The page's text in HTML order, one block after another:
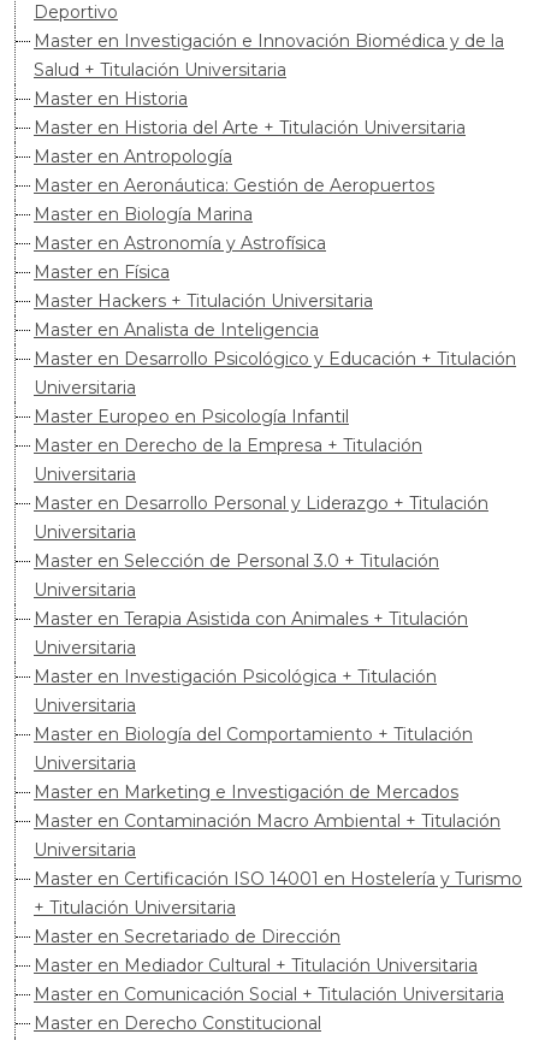
Deportivo
Master en Investigación e Innovación Biomédica y de la
Salud + Titulación Universitaria
Master en Historia
Master en Historia del Arte + Titulación Universitaria
Master en Antropología
Master en Aeronáutica: Gestión de Aeropuertos
Master en Biología Marina
Master en Astronomía y Astrofísica
Master en Física
Master Hackers + Titulación Universitaria
Master en Analista de Inteligencia
Master en Desarrollo Psicológico y Educación + Titulación
Universitaria
Master Europeo en Psicología Infantil
Master en Derecho de la Empresa + Titulación
Universitaria
Master en Desarrollo Personal y Liderazgo + Titulación
Universitaria
Master en Selección de Personal 3.0 + Titulación
Universitaria
Master en Terapia Asistida con Animales + Titulación
Universitaria
Master en Investigación Psicológica + Titulación
Universitaria
Master en Biología del Comportamiento + Titulación
Universitaria
Master en Marketing e Investigación de Mercados
Master en Contaminación Macro Ambiental + Titulación
Universitaria
Master en Certificación ISO 14001 en Hostelería y Turismo
+ Titulación Universitaria
Master en Secretariado de Dirección
Master en Mediador Cultural + Titulación Universitaria
Master en Comunicación Social + Titulación Universitaria
Master en Derecho Constitucional